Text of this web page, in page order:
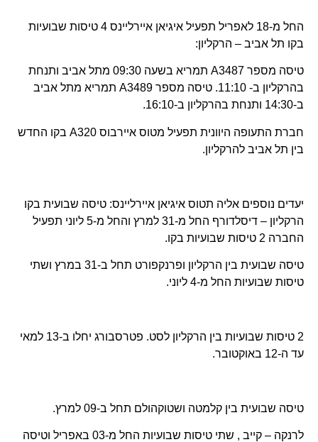
החל מ-18 לאפריל תפעיל איגיאן איירליינס 4 טיסות שבועיות
בקו תל אביב – הרקליון:
טיסה מספר A3487 תמריא בשעה 09:30 מתל אביב ותנחת
בהרקליון ב- 11:10. טיסה מספר A3489 תמריא מתל אביב
ב-14:30 ותנחת בהרקליון ב-16:10.
חברת התעופה היוונית תפעיל מטוס איירבוס A320 בקו החדש
בין תל אביב להרקליון.
יעדים נוספים אליה תטוס איגיאן איירליינס: טיסה שבועית בקו
הרקליון – דיסלדורף החל מ-31 למרץ והחל מ-5 ליוני תפעיל
החברה 2 טיסות שבועיות בקו.
טיסה שבועית בין הרקליון ופרנקפורט תחל ב-31 במרץ ושתי
טיסות שבועיות החל מ-4 ליוני.
2 טיסות שבועיות בין הרקליון לסט. פטרסבורג יחלו ב-13 למאי
עד ה-12 באוקטובר.
טיסה שבועית בין קלמטה ושטוקהולם תחל ב-09 למרץ.
לרנקה – קייב , שתי טיסות שבועיות החל מ-03 באפריל וטיסה